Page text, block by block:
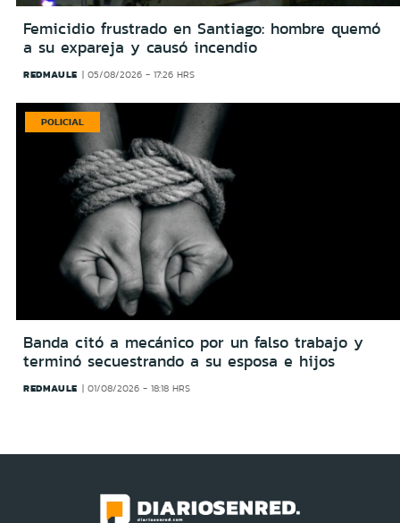
Femicidio frustrado en Santiago: hombre quemó
a su expareja y causó incendio
REDMAULE 05/08/2026 - 17:26 HRS
POLICIAL
Banda citó a mecánico por un falso trabajo y
terminó secuestrando a su esposa e hijos
REDMAULE 01/08/2026 - 18:18 HRS